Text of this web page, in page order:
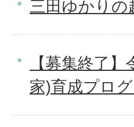
三田ゆかりの
【募集終了
家)育成プロ